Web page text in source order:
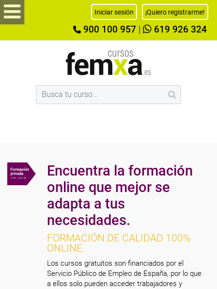
Iniciar sesión ¡Quiero registrarme!
900 100 957 619 926 324
Encuentra la formación
online que mejor se
adapta a tus
necesidades.
FORMACIÓN DE CALIDAD 100%
ONLINE.
Los cursos gratuitos son financiados por el
Servicio Público de Empleo de España, por lo que
a ellos solo pueden acceder trabajadores y